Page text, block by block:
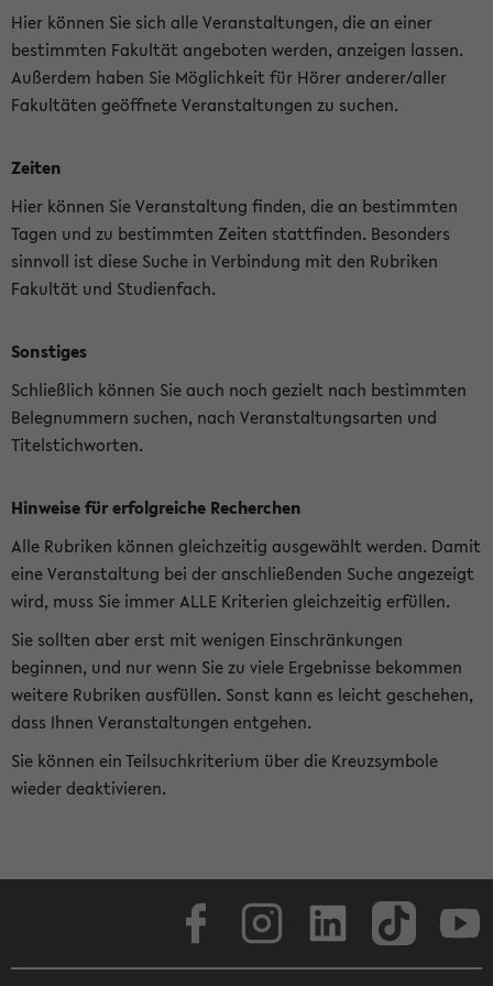
Hier können Sie sich alle Veranstaltungen, die an einer
bestimmten Fakultät angeboten werden, anzeigen lassen.
Außerdem haben Sie Möglichkeit für Hörer anderer/aller
Fakultäten geöffnete Veranstaltungen zu suchen.
Zeiten
Hier können Sie Veranstaltung finden, die an bestimmten
Tagen und zu bestimmten Zeiten stattfinden. Besonders
sinnvoll ist diese Suche in Verbindung mit den Rubriken
Fakultät und Studienfach.
Sonstiges
Schließlich können Sie auch noch gezielt nach bestimmten
Belegnummern suchen, nach Veranstaltungsarten und
Titelstichworten.
Hinweise für erfolgreiche Recherchen
Alle Rubriken können gleichzeitig ausgewählt werden. Damit
eine Veranstaltung bei der anschließenden Suche angezeigt
wird, muss Sie immer ALLE Kriterien gleichzeitig erfüllen.
Sie sollten aber erst mit wenigen Einschränkungen
beginnen, und nur wenn Sie zu viele Ergebnisse bekommen
weitere Rubriken ausfüllen. Sonst kann es leicht geschehen,
dass Ihnen Veranstaltungen entgehen.
Sie können ein Teilsuchkriterium über die Kreuzsymbole
wieder deaktivieren.